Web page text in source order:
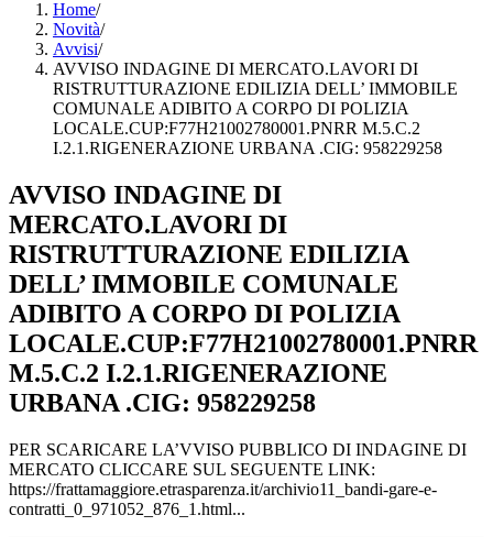
Home/
Novità/
Avvisi/
AVVISO INDAGINE DI MERCATO.LAVORI DI
RISTRUTTURAZIONE EDILIZIA DELL’ IMMOBILE
COMUNALE ADIBITO A CORPO DI POLIZIA
LOCALE.CUP:F77H21002780001.PNRR M.5.C.2
I.2.1.RIGENERAZIONE URBANA .CIG: 958229258
AVVISO INDAGINE DI
MERCATO.LAVORI DI
RISTRUTTURAZIONE EDILIZIA
DELL’ IMMOBILE COMUNALE
ADIBITO A CORPO DI POLIZIA
LOCALE.CUP:F77H21002780001.PNRR
M.5.C.2 I.2.1.RIGENERAZIONE
URBANA .CIG: 958229258
PER SCARICARE LA’VVISO PUBBLICO DI INDAGINE DI
MERCATO CLICCARE SUL SEGUENTE LINK:
https://frattamaggiore.etrasparenza.it/archivio11_bandi-gare-e-
contratti_0_971052_876_1.html...